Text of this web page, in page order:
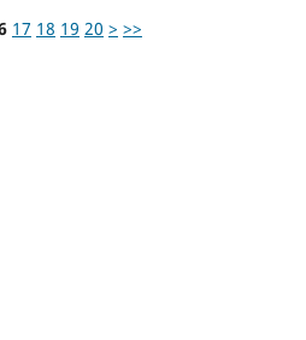
17 18 19 20 > >>